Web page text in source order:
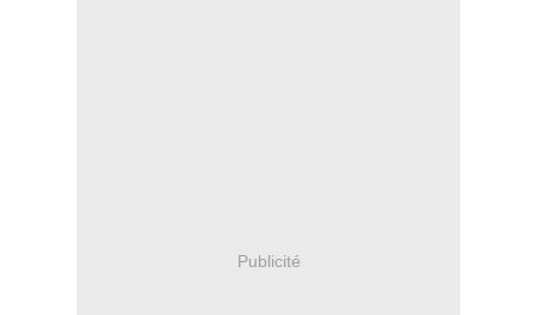
Publicité